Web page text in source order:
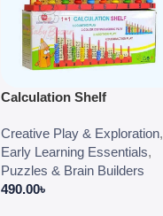
Calculation Shelf
Creative Play & Exploration,
Early Learning Essentials,
Puzzles & Brain Builders
490.00৳